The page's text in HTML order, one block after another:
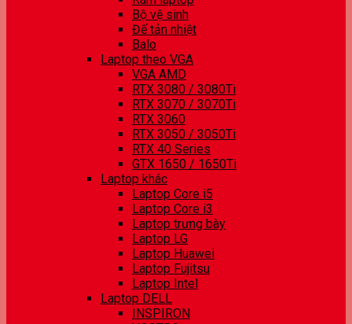
Bộ vệ sinh
Đế tản nhiệt
Balo
Laptop theo VGA
VGA AMD
RTX 3080 / 3080Ti
RTX 3070 / 3070Ti
RTX 3060
RTX 3050 / 3050Ti
RTX 40 Series
GTX 1650 / 1650Ti
Laptop khác
Laptop Core i5
Laptop Core i3
Laptop trưng bày
Laptop LG
Laptop Huawei
Laptop Fujitsu
Laptop Intel
Laptop DELL
INSPIRON